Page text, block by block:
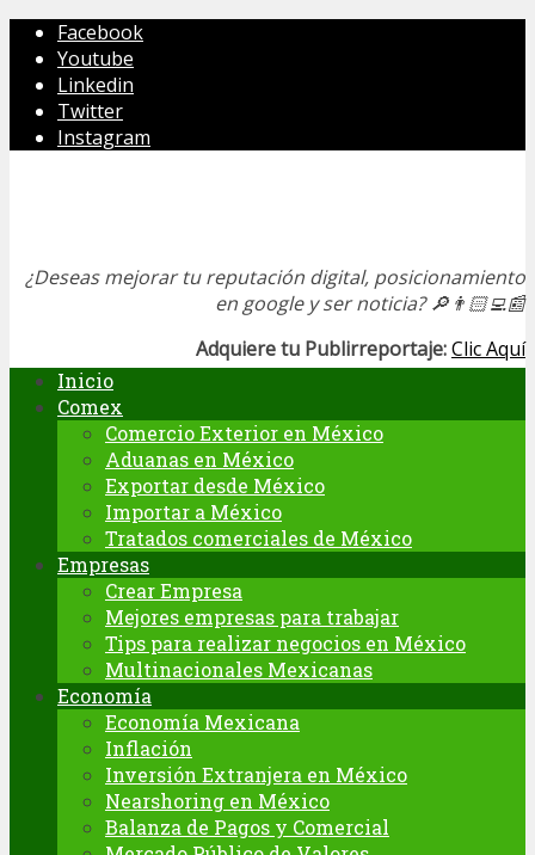
Facebook
Youtube
Linkedin
Twitter
Instagram
¿Deseas mejorar tu reputación digital, posicionamiento
en google y ser noticia?🔎👨🏻‍💻📰
Adquiere tu Publirreportaje:Clic Aquí
Inicio
Comex
Comercio Exterior en México
Aduanas en México
Exportar desde México
Importar a México
Tratados comerciales de México
Empresas
Crear Empresa
Mejores empresas para trabajar
Tips para realizar negocios en México
Multinacionales Mexicanas
Economía
Economía Mexicana
Inflación
Inversión Extranjera en México
Nearshoring en México
Balanza de Pagos y Comercial